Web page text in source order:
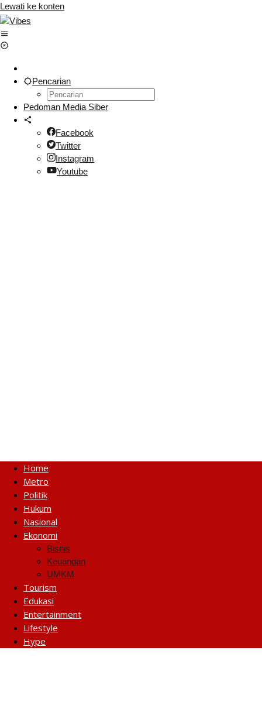
Lewati ke konten
Pencarian
Pedoman Media Siber
Facebook
Twitter
Instagram
Youtube
Home
Metro
Politik
Hukum
Nasional
Ekonomi
Bisnis
Keuangan
UMKM
Tourism
Edukasi
Entertainment
Lifestyle
Hype